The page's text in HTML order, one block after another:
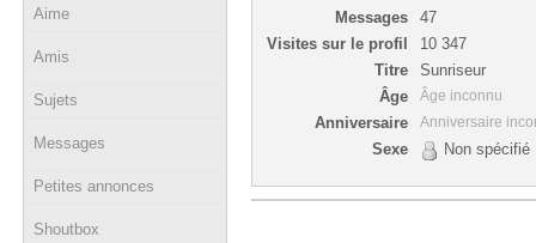
Aime
Amis
Sujets
Messages
Petites annonces
Shoutbox
Messages
47
Visites sur le profil
10 347
Titre
Sunriseur
Âge
Âge inconnu
Anniversaire Anniversaire
Sexe Non spécifié